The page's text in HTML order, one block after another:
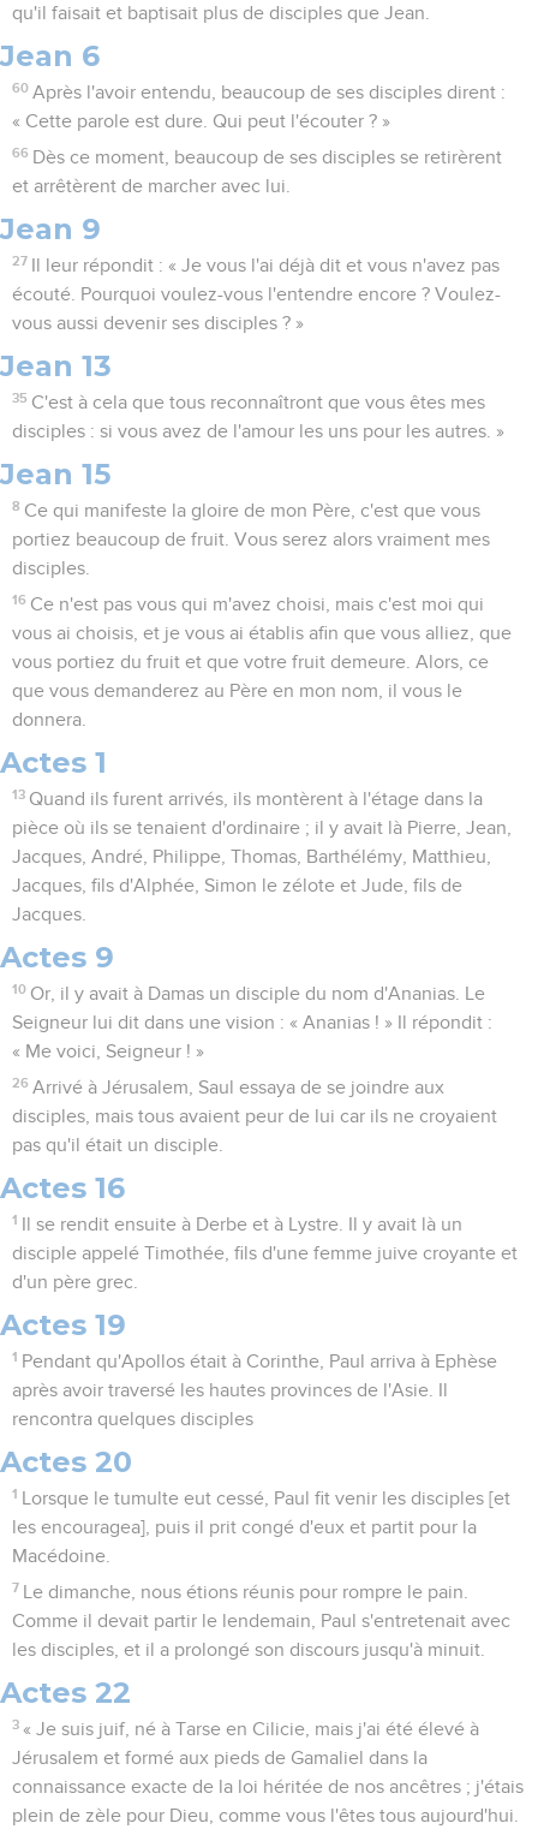
qu'il faisait et baptisait plus de disciples que Jean.
Jean 6
60 Après l'avoir entendu, beaucoup de ses disciples dirent :
« Cette parole est dure. Qui peut l'écouter ? »
66 Dès ce moment, beaucoup de ses disciples se retirèrent
et arrêtèrent de marcher avec lui.
Jean 9
27
Il leur répondit : « Je vous l'ai déjà dit et vous n'avez pas
écouté. Pourquoi voulez-vous l'entendre encore ? Voulez-
vous aussi devenir ses disciples ? »
Jean 13
35 C'est à cela que tous reconnaîtront que vous êtes mes
disciples : si vous avez de l'amour les uns pour les autres. »
Jean 15
8 Ce qui manifeste la gloire de mon Père, c'est que vous
portiez beaucoup de fruit. Vous serez alors vraiment mes
disciples.
16 Ce n'est pas vous qui m'avez choisi, mais c'est moi qui
vous ai choisis, et je vous ai établis afin que vous alliez, que
vous portiez du fruit et que votre fruit demeure. Alors, ce
que vous demanderez au Père en mon nom, il vous le
donnera.
Actes 1
13 Quand ils furent arrivés, ils montèrent à l'étage dans la
pièce où ils se tenaient d'ordinaire ; il y avait là Pierre, Jean,
Jacques, André, Philippe, Thomas, Barthélémy, Matthieu,
Jacques, fils d'Alphée, Simon le zélote et Jude, fils de
Jacques.
Actes 9
10 Or, il y avait à Damas un disciple du nom d'Ananias. Le
Seigneur lui dit dans une vision : « Ananias ! » Il répondit :
« Me voici, Seigneur ! »
26 Arrivé à Jérusalem, Saul essaya de se joindre aux
disciples, mais tous avaient peur de lui car ils ne croyaient
pas qu'il était un disciple.
Actes 16
1
Il se rendit ensuite à Derbe et à Lystre. Il y avait là un
disciple appelé Timothée, fils d'une femme juive croyante et
d'un père grec.
Actes 19
1 Pendant qu'Apollos était à Corinthe, Paul arriva à Ephèse
après avoir traversé les hautes provinces de l'Asie. Il
rencontra quelques disciples
Actes 20
1
Lorsque le tumulte eut cessé, Paul fit venir les disciples [et
les encouragea], puis il prit congé d'eux et partit pour la
Macédoine.
7
Le dimanche, nous étions réunis pour rompre le pain.
Comme il devait partir le lendemain, Paul s'entretenait avec
les disciples, et il a prolongé son discours jusqu'à minuit.
Actes 22
3 « Je suis juif, né à Tarse en Cilicie, mais j'ai été élevé à
Jérusalem et formé aux pieds de Gamaliel dans la
connaissance exacte de la loi héritée de nos ancêtres ; j'étais
plein de zèle pour Dieu, comme vous l'êtes tous aujourd'hui.